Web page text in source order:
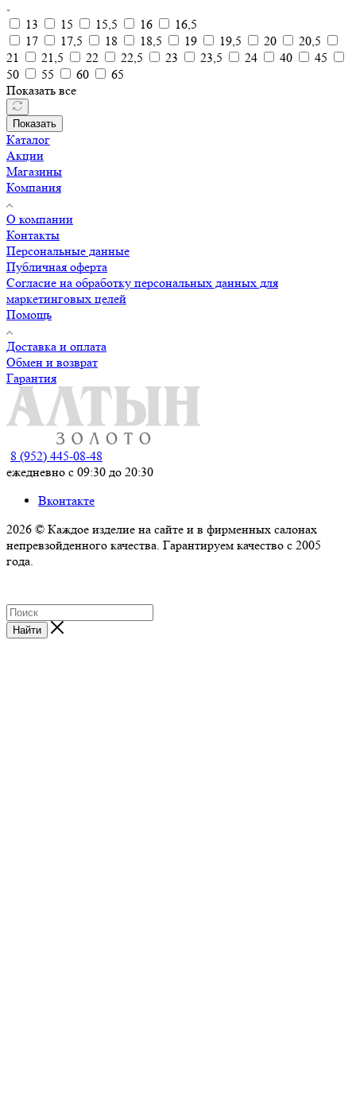
13 15 15,5 16
16,5
17
17,5 18 18,5 19 19,5 20
20,5
21
21,5 22 22,5 23 23,5 24 40
45
50
55 60
65
Показать все
Показать
Каталог
Акции
Магазины
Компания
О компании
Контакты
Персональные данные
Публичная оферта
Согласие на обработку персональных данных для
маркетинговых целей
Помощь
Доставка и оплата
Обмен и возврат
Гарантия
8 (952) 445-08-48
ежедневно с 09:30 до 20:30
Вконтакте
2026 © Каждое изделие на сайте и в фирменных салонах
непревзойденного качества. Гарантируем качество с 2005
года.
Найти